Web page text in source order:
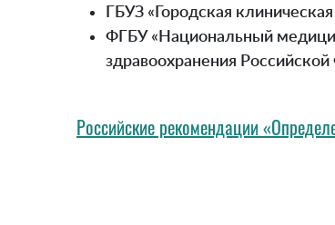
ГБУЗ «Городская
ФГБУ «Национальный
здравоохранения
Российские рекомендации